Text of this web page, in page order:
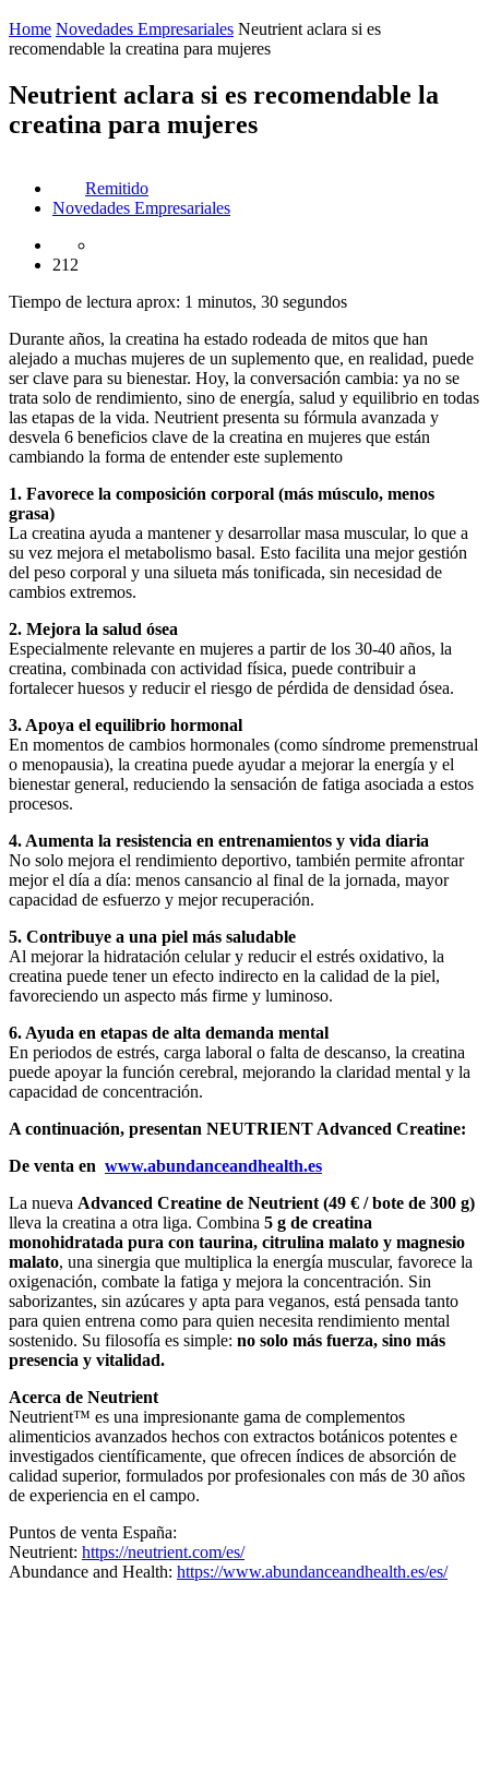
Home Novedades Empresariales Neutrient aclara si es
recomendable la creatina para mujeres
Neutrient aclara si es recomendable la
creatina para mujeres
Remitido
Novedades Empresariales
212
Tiempo de lectura aprox: 1 minutos, 30 segundos
Durante años, la creatina ha estado rodeada de mitos que han
alejado a muchas mujeres de un suplemento que, en realidad, puede
ser clave para su bienestar. Hoy, la conversación cambia: ya no se
trata solo de rendimiento, sino de energía, salud y equilibrio en todas
las etapas de la vida. Neutrient presenta su fórmula avanzada y
desvela 6 beneficios clave de la creatina en mujeres que están
cambiando la forma de entender este suplemento
1. Favorece la composición corporal (más músculo, menos
grasa)
La creatina ayuda a mantener y desarrollar masa muscular, lo que a
su vez mejora el metabolismo basal. Esto facilita una mejor gestión
del peso corporal y una silueta más tonificada, sin necesidad de
cambios extremos.
2. Mejora la salud ósea
Especialmente relevante en mujeres a partir de los 30-40 años, la
creatina, combinada con actividad física, puede contribuir a
fortalecer huesos y reducir el riesgo de pérdida de densidad ósea.
3. Apoya el equilibrio hormonal
En momentos de cambios hormonales (como síndrome premenstrual
o menopausia), la creatina puede ayudar a mejorar la energía y el
bienestar general, reduciendo la sensación de fatiga asociada a estos
procesos.
4. Aumenta la resistencia en entrenamientos y vida diaria
No solo mejora el rendimiento deportivo, también permite afrontar
mejor el día a día: menos cansancio al final de la jornada, mayor
capacidad de esfuerzo y mejor recuperación.
5. Contribuye a una piel más saludable
Al mejorar la hidratación celular y reducir el estrés oxidativo, la
creatina puede tener un efecto indirecto en la calidad de la piel,
favoreciendo un aspecto más firme y luminoso.
6. Ayuda en etapas de alta demanda mental
En periodos de estrés, carga laboral o falta de descanso, la creatina
puede apoyar la función cerebral, mejorando la claridad mental y la
capacidad de concentración.
A continuación, presentan NEUTRIENT Advanced Creatine:
De venta en www.abundanceandhealth.es
La nueva Advanced Creatine de Neutrient (49 € / bote de 300 g)
lleva la creatina a otra liga. Combina 5 g de creatina
monohidratada pura con taurina, citrulina malato y magnesio
malato, una sinergia que multiplica la energía muscular, favorece la
oxigenación, combate la fatiga y mejora la concentración. Sin
saborizantes, sin azúcares y apta para veganos, está pensada tanto
para quien entrena como para quien necesita rendimiento mental
sostenido. Su filosofía es simple: no solo más fuerza, sino más
presencia y vitalidad.
Acerca de Neutrient
Neutrient™ es una impresionante gama de complementos
alimenticios avanzados hechos con extractos botánicos potentes e
investigados científicamente, que ofrecen índices de absorción de
calidad superior, formulados por profesionales con más de 30 años
de experiencia en el campo.
Puntos de venta España:
Neutrient: https://neutrient.com/es/
Abundance and Health: https://www.abundanceandhealth.es/es/